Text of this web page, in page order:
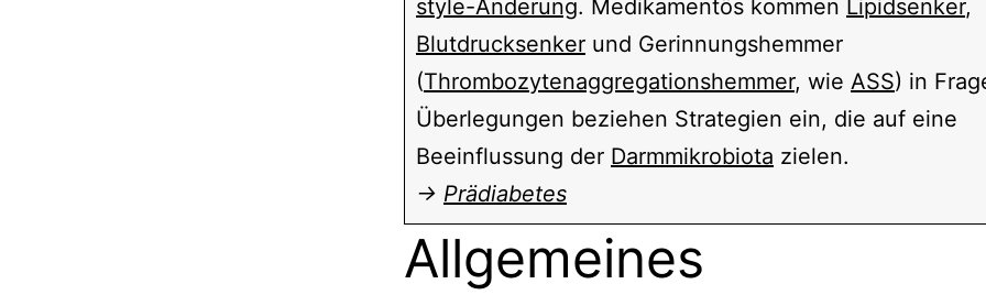
style-Änderung. Medikamentös kommen Lipidsenker,
Blutdrucksenker und Gerinnungshemmer
(Thrombozytenaggregationshemmer, wie ASS) in
Überlegungen beziehen Strategien ein, die auf eine
Beeinflussung der Darmmikrobiota zielen.
→ Prädiabetes
Allgemeines